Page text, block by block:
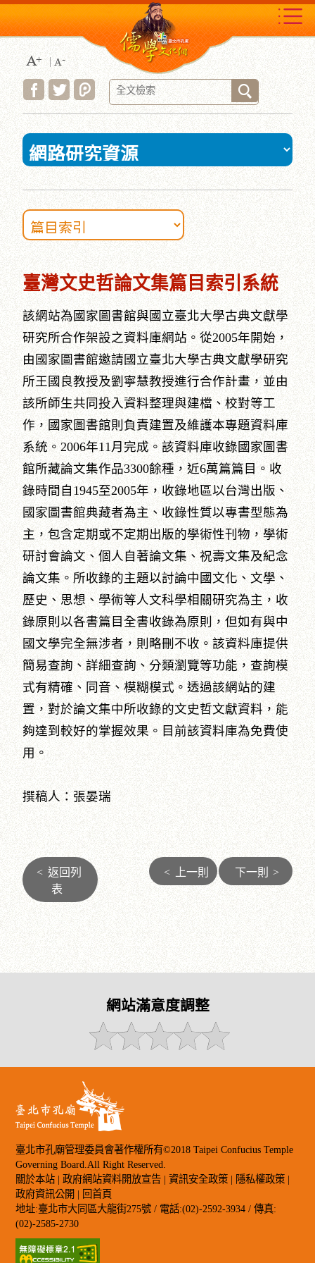
到
主
要
內
容
區
塊
:::
臺灣文史哲論文集篇目索引系統
該網站為國家圖書館與國立臺北大學古典文獻學
研究所合作架設之資料庫網站。從2005年開始，
由國家圖書館邀請國立臺北大學古典文獻學研究
所王國良教授及劉寧慧教授進行合作計畫，並由
該所師生共同投入資料整理與建檔、校對等工
作，國家圖書館則負責建置及維護本專題資料庫
系統。2006年11月完成。該資料庫收錄國家圖書
館所藏論文集作品3300餘種，近6萬篇篇目。收
錄時間自1945至2005年，收錄地區以台灣出版、
國家圖書館典藏者為主、收錄性質以專書型態為
主，包含定期或不定期出版的學術性刊物，學術
研討會論文、個人自著論文集、祝壽文集及紀念
論文集。所收錄的主題以討論中國文化、文學、
歷史、思想、學術等人文科學相關研究為主，收
錄原則以各書篇目全書收錄為原則，但如有與中
國文學完全無涉者，則略刪不收。該資料庫提供
簡易查詢、詳細查詢、分類瀏覽等功能，查詢模
式有精確、同音、模糊模式。透過該網站的建
置，對於論文集中所收錄的文史哲文獻資料，能
夠達到較好的掌握效果。目前該資料庫為免費使
用。
撰稿人：張晏瑞
< 返回列
表
< 上一則 下一則 >
網站滿意度調整
臺北市孔廟管理委員會著作權所有©2018 Taipei Confucius Temple
Governing Board.All Right Reserved.
關於本站 | 政府網站資料開放宣告 |資訊安全政策 | 隱私權政策 |
政府資訊公開 | 回首頁
地址:臺北市大同區大龍街275號 / 電話:(02)-2592-3934 / 傳真:
(02)-2585-2730